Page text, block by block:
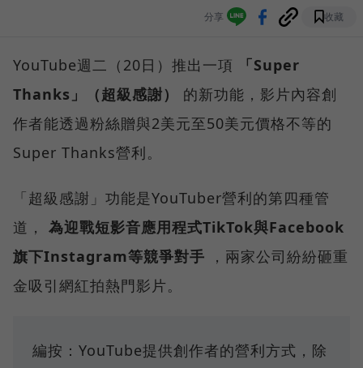
分享 收藏
YouTube週二（20日）推出一項
「Super
Thanks」（超級感謝）
的新功能，影片內容創
作者能透過粉絲贈與2美元至50美元價格不等的
Super Thanks營利。
「超級感謝」功能是YouTuber營利的第四種管
道， 為迎戰短影音應用程式TikTok與Facebook
旗下Instagram等競爭對手 ，兩家公司紛紛砸重
金吸引網紅拍熱門影片。
編按：YouTube提供創作者的營利方式，除